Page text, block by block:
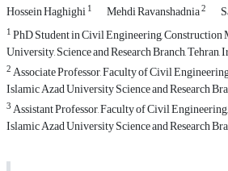
Hossein Haghighi1 Mehdi Ravanshadnia2
1PhD Student in Civil Engineering, Construction
University, Science and Research Branch, Tehran,
2Associate Professor, Faculty of Civil
Islamic Azad University Science and Research
3Assistant Professor, Faculty of Civil
Islamic Azad University Science and Research